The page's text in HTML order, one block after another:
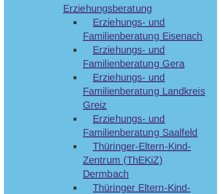
Erziehungsberatung
Erziehungs- und
Familienberatung Eisenach
Erziehungs- und
Familienberatung Gera
Erziehungs- und
Familienberatung Landkreis
Greiz
Erziehungs- und
Familienberatung Saalfeld
Thüringer-Eltern-Kind-
Zentrum (ThEKiZ)
Dermbach
Thüringer Eltern-Kind-